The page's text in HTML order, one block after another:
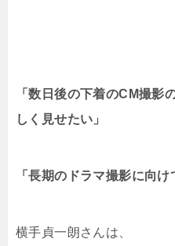
「数日後の下着のCM撮影
しく見せたい」
「長期のドラマ撮影に向け
横手貞一朗さんは、